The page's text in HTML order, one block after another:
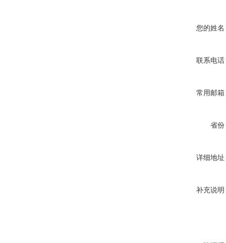
您的姓名
联系电话
常用邮箱
省份
详细地址
补充说明